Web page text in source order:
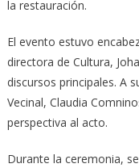
la restauración.
El evento estuvo
directora de Cultura,
discursos principales. A
Vecinal, Claudia
perspectiva al acto.
Durante la ceremonia,